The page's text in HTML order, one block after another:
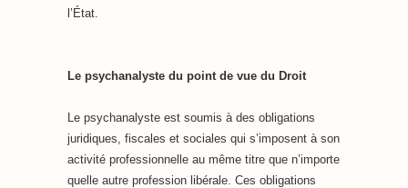
l’État.
Le psychanalyste du point de vue du Droit
Le psychanalyste est soumis à des obligations
juridiques, fiscales et sociales qui s’imposent à son
activité professionnelle au même titre que n’importe
quelle autre profession libérale. Ces obligations